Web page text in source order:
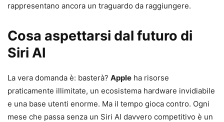
rappresentano ancora un traguardo da raggiungere.
Cosa aspettarsi dal futuro di
Siri AI
La vera domanda è: basterà? Apple ha risorse
praticamente illimitate, un ecosistema hardware invidiabile
e una base utenti enorme. Ma il tempo gioca contro. Ogni
mese che passa senza un Siri AI davvero competitivo è un